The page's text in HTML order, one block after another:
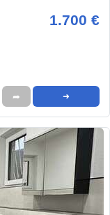
1.700 €
➦ ➜